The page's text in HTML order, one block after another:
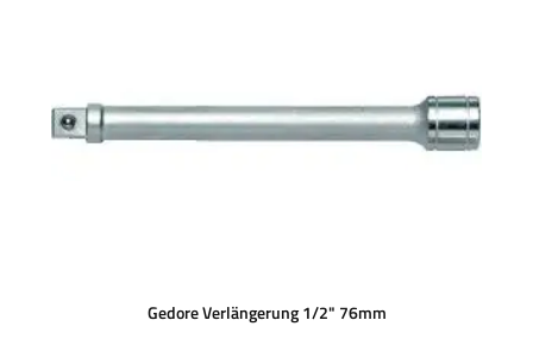
Gedore Verlängerung 1/2" 76mm